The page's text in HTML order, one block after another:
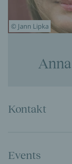
© Jann Lipka
Kontakt
Events